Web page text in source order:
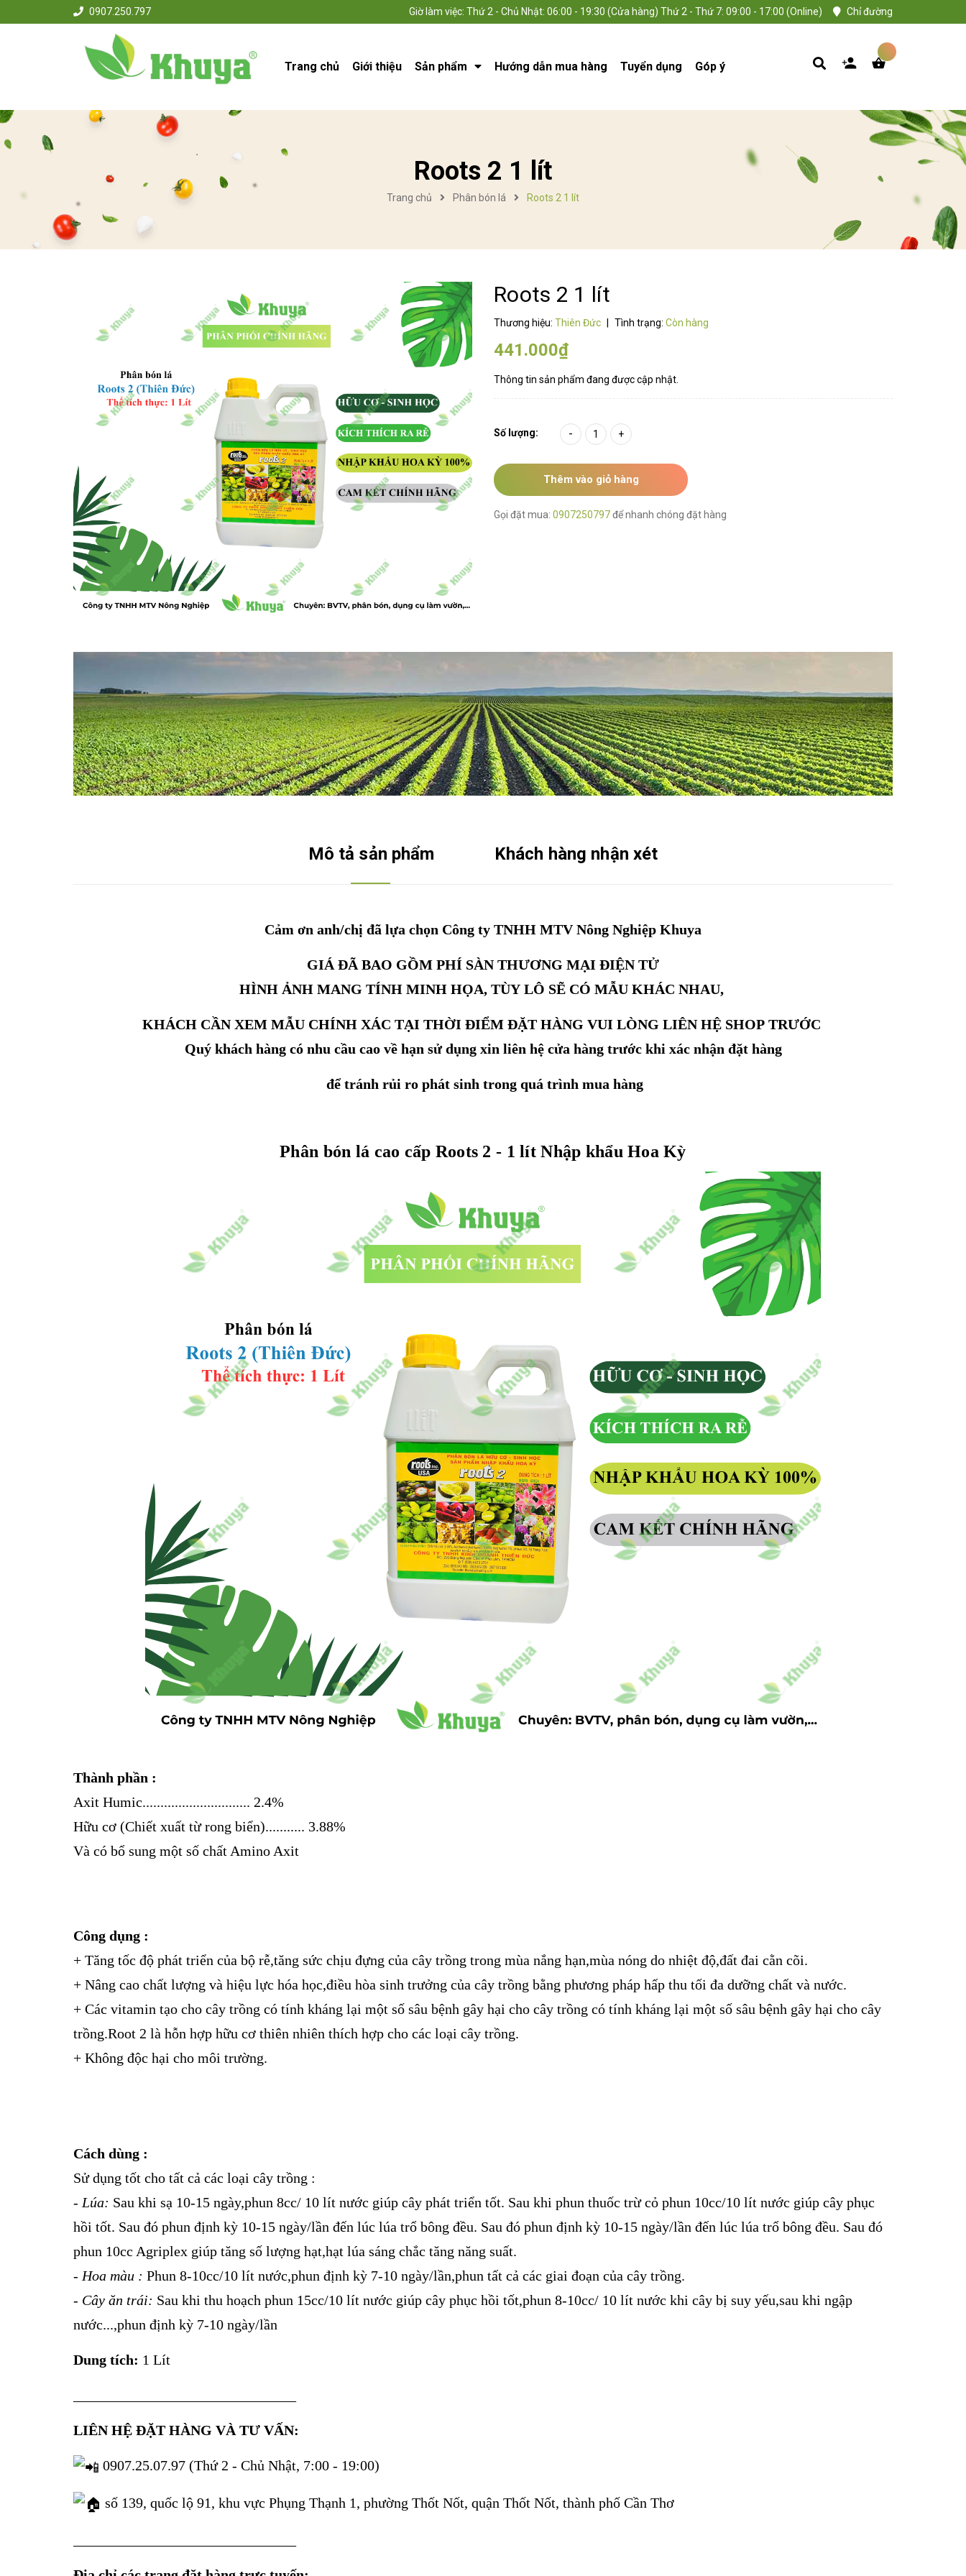
0907.250.797 Giờ làm việc: Thứ 2 - Chủ Nhật: 06:00 - 19:30 (Cửa hàng) Thứ 2 - Thứ 7: 09:00 - 17:00 (Online) Chỉ đường
Trang chủ Giới thiệu Sản phẩm Hướng dẫn mua hàng Tuyển dụng Góp ý
Roots 2 1 lít
Trang chủ Phân bón lá Roots 2 1 lít
Roots 2 1 lít
Thương hiệu: Thiên Đức Tình trạng: Còn hàng
441.000₫
Thông tin sản phẩm đang được cập nhật.
Số lượng: - +
Thêm vào giỏ hàng
Gọi đặt mua: 0907250797để nhanh chóng đặt hàng
Mô tả sản phẩm Khách hàng nhận xét
Cảm ơn anh/chị đã lựa chọn Công ty TNHH MTV Nông Nghiệp Khuya
GIÁ ĐÃ BAO GỒM PHÍ SÀN THƯƠNG MẠI ĐIỆN TỬ
HÌNH ẢNH MANG TÍNH MINH HỌA, TÙY LÔ SẼ CÓ MẪU KHÁC NHAU,
KHÁCH CẦN XEM MẪU CHÍNH XÁC TẠI THỜI ĐIỂM ĐẶT HÀNG VUI LÒNG LIÊN HỆ SHOP TRƯỚC
Quý khách hàng có nhu cầu cao về hạn sử dụng xin liên hệ cửa hàng trước khi xác nhận đặt hàng
để tránh rủi ro phát sinh trong quá trình mua hàng
Phân bón lá cao cấp Roots 2 - 1 lít Nhập khẩu Hoa Kỳ
Thành phần :
Axit Humic.............................. 2.4%
Hữu cơ (Chiết xuất từ rong biển)........... 3.88%
Và có bổ sung một số chất Amino Axit
Công dụng :
+ Tăng tốc độ phát triển của bộ rễ,tăng sức chịu đựng của cây trồng trong mùa nắng hạn,mùa nóng do nhiệt độ,đất đai cằn cõi.
+ Nâng cao chất lượng và hiệu lực hóa học,điều hòa sinh trưởng của cây trồng bằng phương pháp hấp thu tối đa dưỡng chất và nước.
+ Các vitamin tạo cho cây trồng có tính kháng lại một số sâu bệnh gây hại cho cây trồng có tính kháng lại một số sâu bệnh gây hại cho cây
trồng.Root 2 là hỗn hợp hữu cơ thiên nhiên thích hợp cho các loại cây trồng.
+ Không độc hại cho môi trường.
Cách dùng :
Sử dụng tốt cho tất cả các loại cây trồng :
- Lúa: Sau khi sạ 10-15 ngày,phun 8cc/ 10 lít nước giúp cây phát triển tốt. Sau khi phun thuốc trừ cỏ phun 10cc/10 lít nước giúp cây phục
hồi tốt. Sau đó phun định kỳ 10-15 ngày/lần đến lúc lúa trổ bông đều. Sau đó phun định kỳ 10-15 ngày/lần đến lúc lúa trổ bông đều. Sau đó
phun 10cc Agriplex giúp tăng số lượng hạt,hạt lúa sáng chắc tăng năng suất.
- Hoa màu : Phun 8-10cc/10 lít nước,phun định kỳ 7-10 ngày/lần,phun tất cả các giai đoạn của cây trồng.
- Cây ăn trái: Sau khi thu hoạch phun 15cc/10 lít nước giúp cây phục hồi tốt,phun 8-10cc/ 10 lít nước khi cây bị suy yếu,sau khi ngập
nước...,phun định kỳ 7-10 ngày/lần
Dung tích: 1 Lít
LIÊN HỆ ĐẶT HÀNG VÀ TƯ VẤN:
0907.25.07.97 (Thứ 2 - Chủ Nhật, 7:00 - 19:00)
số 139, quốc lộ 91, khu vực Phụng Thạnh 1, phường Thốt Nốt, quận Thốt Nốt, thành phố Cần Thơ